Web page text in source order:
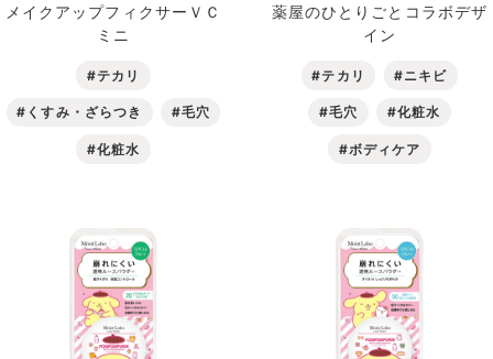
メイクアップフィクサーＶＣ
ミニ
#テカリ
#くすみ・ざらつき #毛穴
#化粧水
薬屋のひとりごとコラボデザ
イン
#テカリ #ニキビ
#毛穴 #化粧水
#ボディケア